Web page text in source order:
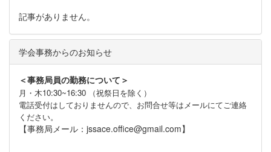
記事がありません。
学会事務からのお知らせ
＜事務局員の勤務について＞
月・木10:30~16:30 （祝祭日を除く）
電話受付はしておりませんので、お問合せ等はメールにてご連絡
ください。
【事務局メール：jssace.office@gmail.com】